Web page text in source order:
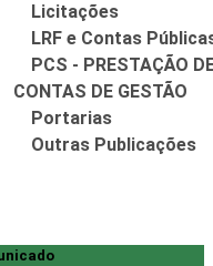
Licitações
LRF e Contas
PCS - PRESTAÇÃO
CONTAS DE GESTÃO
Portarias
Outras Publicações